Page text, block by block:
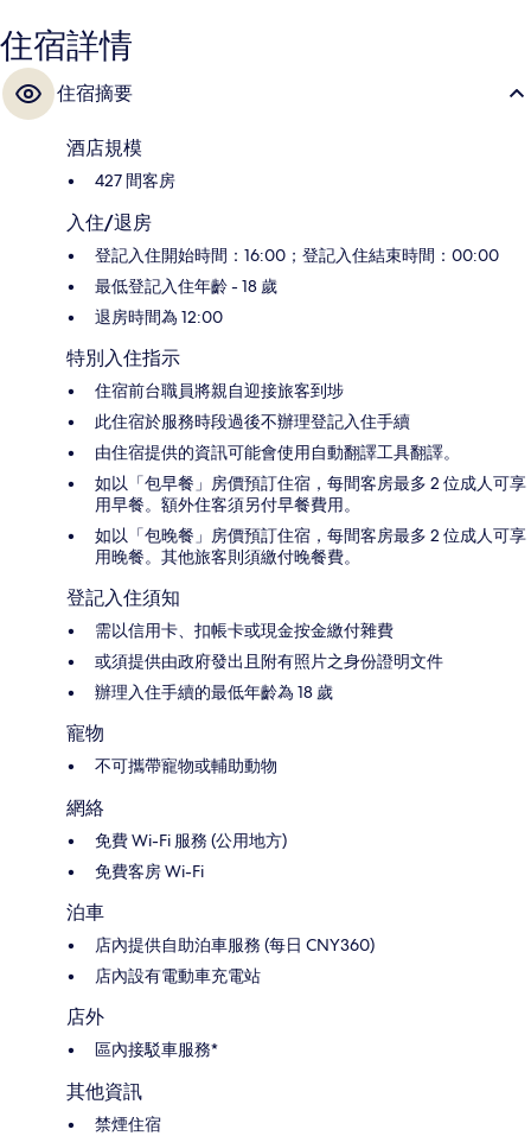
住宿詳情
住宿摘要
酒店規模
427 間客房
入住/退房
登記入住開始時間：16:00；登記入住結束時間：00:00
最低登記入住年齡 - 18 歲
退房時間為 12:00
特別入住指示
住宿前台職員將親自迎接旅客到埗
此住宿於服務時段過後不辦理登記入住手續
由住宿提供的資訊可能會使用自動翻譯工具翻譯。
如以「包早餐」房價預訂住宿，每間客房最多 2 位成人可享
用早餐。額外住客須另付早餐費用。
如以「包晚餐」房價預訂住宿，每間客房最多 2 位成人可享
用晚餐。其他旅客則須繳付晚餐費。
登記入住須知
需以信用卡、扣帳卡或現金按金繳付雜費
或須提供由政府發出且附有照片之身份證明文件
辦理入住手續的最低年齡為 18 歲
寵物
不可攜帶寵物或輔助動物
網絡
免費 Wi-Fi 服務 (公用地方)
免費客房 Wi-Fi
泊車
店內提供自助泊車服務 (每日 CNY360)
店內設有電動車充電站
店外
區內接駁車服務*
其他資訊
禁煙住宿